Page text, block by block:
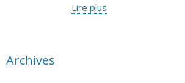
Lire plus
Archives